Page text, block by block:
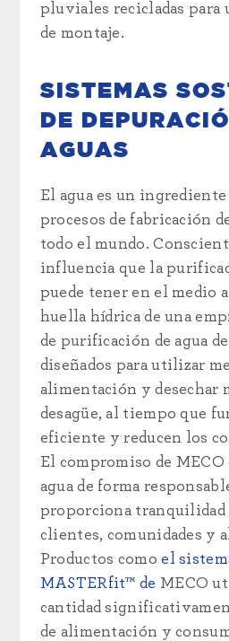
pluviales recicladas para
de montaje.
SISTEMAS
DE
AGUAS
El agua es un
procesos de fabricación
todo el mundo.
influencia que la
puede tener en el medio
huella hídrica de una
de purificación de agua
diseñados para utilizar
alimentación y desechar
desagüe, al tiempo que
eficiente y reducen los
El compromiso de
agua de forma
proporciona tranquilidad
clientes, comunidades y
Productos comoel
MASTERfit™ de MECO
cantidad
de alimentación y